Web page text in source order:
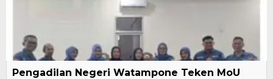
Pengadilan Negeri Watampone Teken MoU